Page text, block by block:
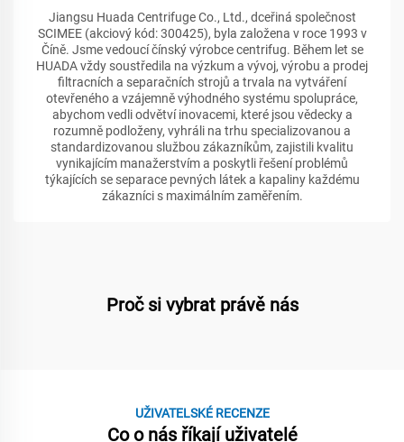
Jiangsu Huada Centrifuge Co., Ltd., dceřiná společnost
SCIMEE (akciový kód: 300425), byla založena v roce 1993 v
Číně. Jsme vedoucí čínský výrobce centrifug. Během let se
HUADA vždy soustředila na výzkum a vývoj, výrobu a prodej
filtracních a separačních strojů a trvala na vytváření
otevřeného a vzájemně výhodného systému spolupráce,
abychom vedli odvětví inovacemi, které jsou vědecky a
rozumně podloženy, vyhráli na trhu specializovanou a
standardizovanou službou zákazníkům, zajistili kvalitu
vynikajícím manažerstvím a poskytli řešení problémů
týkajících se separace pevných látek a kapaliny každému
zákazníci s maximálním zaměřením.
Proč si vybrat právě nás
UŽIVATELSKÉ RECENZE
Co o nás říkají uživatelé